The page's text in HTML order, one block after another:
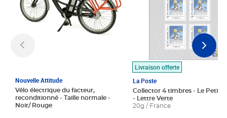
Nouvelle Attitude
Vélo électrique du facteur,
reconditionné - Taille normale -
Noir/ Rouge
Livraison offerte
La Poste
Collector 4 timbres - Le Petit
- Lettre Verte
20g / France